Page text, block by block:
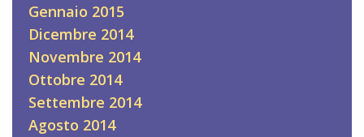
Gennaio 2015
Dicembre 2014
Novembre 2014
Ottobre 2014
Settembre 2014
Agosto 2014